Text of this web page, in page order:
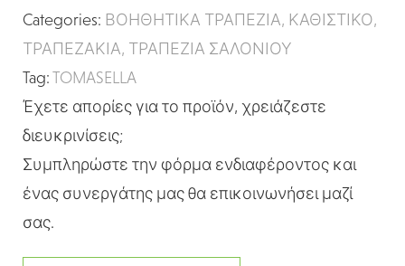
Categories: ΒΟΗΘΗΤΙΚΑ ΤΡΑΠΕΖΙΑ, ΚΑΘΙΣΤΙΚΟ,
ΤΡΑΠΕΖΑΚΙΑ, ΤΡΑΠΕΖΙΑ ΣΑΛΟΝΙΟΥ
Tag: TOMASELLA
Έχετε απορίες για το προϊόν, χρειάζεστε
διευκρινίσεις;
Συμπληρώστε την φόρμα ενδιαφέροντος και
ένας συνεργάτης μας θα επικοινωνήσει μαζί
σας.